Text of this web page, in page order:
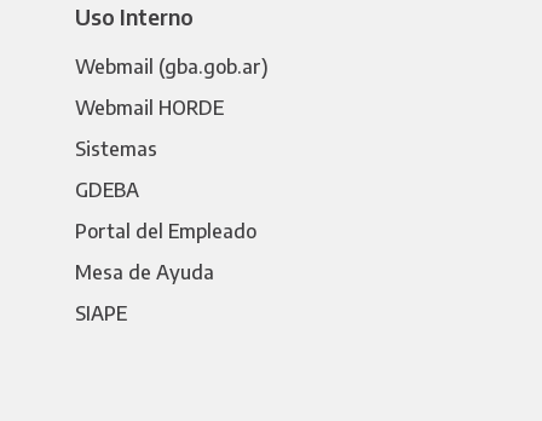
Uso Interno
Webmail (gba.gob.ar)
Webmail HORDE
Sistemas
GDEBA
Portal del Empleado
Mesa de Ayuda
SIAPE